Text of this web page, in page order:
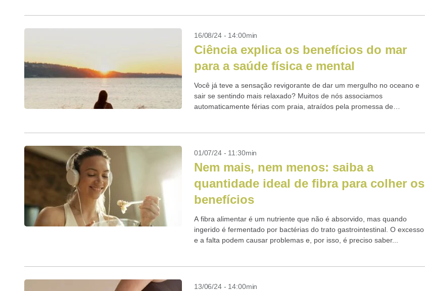
16/08/24 - 14:00min
Ciência explica os benefícios do mar
para a saúde física e mental
Você já teve a sensação revigorante de dar um mergulho no oceano e
sair se sentindo mais relaxado? Muitos de nós associamos
automaticamente férias com praia, atraídos pela promessa de
01/07/24 - 11:30min
Nem mais, nem menos: saiba a
quantidade ideal de fibra para colher os
benefícios
A fibra alimentar é um nutriente que não é absorvido, mas quando
ingerido é fermentado por bactérias do trato gastrointestinal. O excesso
e a falta podem causar problemas e, por isso, é preciso saber...
13/06/24 - 14:00min